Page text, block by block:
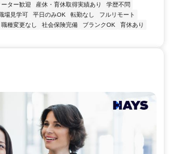
ーター歓迎 産休・育休取得実績あり
学歴不問
場見学可 平日のみOK 転勤なし
フルリモート
職種変更なし 社会保険完備 ブランクOK
育休あり